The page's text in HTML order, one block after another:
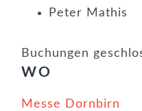
Peter Mathis
Buchungen
WO
Messe Dornbirn